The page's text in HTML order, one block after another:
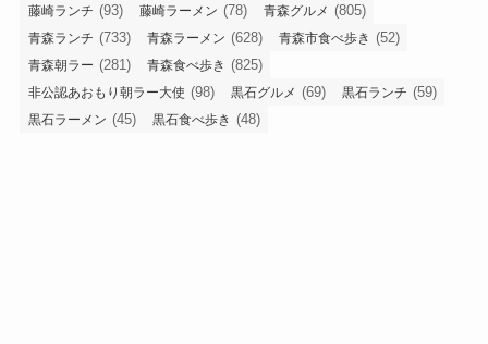
藤崎ランチ (93) 藤崎ラーメン (78) 青森グルメ (805)
青森ランチ (733) 青森ラーメン (628) 青森市食べ歩き (52)
青森朝ラー (281) 青森食べ歩き (825)
非公認あおもり朝ラー大使 (98) 黒石グルメ (69) 黒石ランチ (59)
黒石ラーメン (45) 黒石食べ歩き (48)